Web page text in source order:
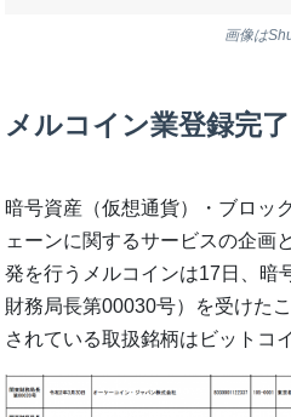
画像は
メルコイン業登録完了
暗号資産（仮想通貨）・ブロッ
ェーンに関するサービスの企画
発を行うメルコインは17日、暗
財務局長第00030号）を受けた
されている取扱銘柄はビットコ